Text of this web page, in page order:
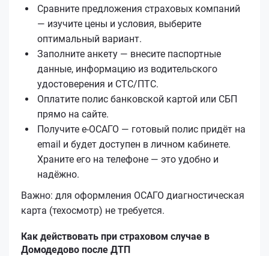
Сравните предложения страховых компаний
— изучите цены и условия, выберите
оптимальный вариант.
Заполните анкету — внесите паспортные
данные, информацию из водительского
удостоверения и СТС/ПТС.
Оплатите полис банковской картой или СБП
прямо на сайте.
Получите е‑ОСАГО — готовый полис придёт на
email и будет доступен в личном кабинете.
Храните его на телефоне — это удобно и
надёжно.
Важно: для оформления ОСАГО диагностическая
карта (техосмотр) не требуется.
Как действовать при страховом случае в
Домодедово после ДТП